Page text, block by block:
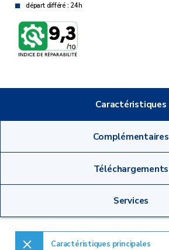
départ différé : 24h
Caractéristiques
Complémentaires
Téléchargements
Services
Caractéristiques principales